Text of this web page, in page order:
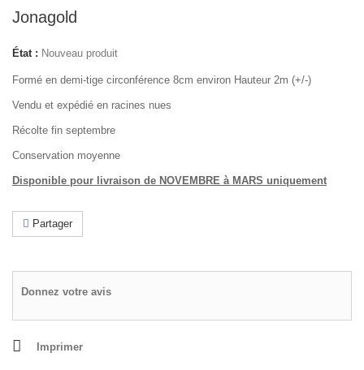
Jonagold
État : Nouveau produit
Formé en demi-tige circonférence 8cm environ Hauteur 2m (+/-)
Vendu et expédié en racines nues
Récolte fin septembre
Conservation moyenne
Disponible pour livraison de NOVEMBRE à MARS uniquement
Partager
Donnez votre avis
Imprimer